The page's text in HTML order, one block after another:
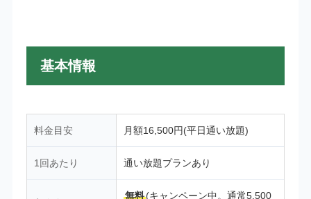
基本情報
料金目安 月額16,500円(平日通い放題)
1回あたり 通い放題プランあり
無料(キャンペーン中。通常5,500